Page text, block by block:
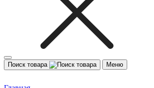
Поиск товара Меню